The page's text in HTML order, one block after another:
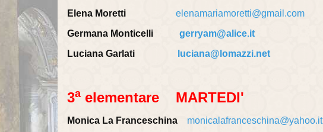
Elena Moretti
elenamariamoretti@gmail.com
Germana Monticelli gerryam@alice.it
Luciana Garlati
luciana@lomazzi.net
3aelementare MARTEDI'
Monica La Franceschina
monicalafranceschina@yahoo.it